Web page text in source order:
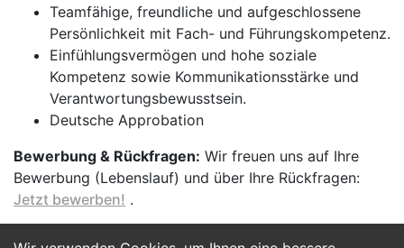
Teamfähige, freundliche und aufgeschlossene
Persönlichkeit mit Fach- und Führungskompetenz.
Einfühlungsvermögen und hohe soziale
Kompetenz sowie Kommunikationsstärke und
Verantwortungsbewusstsein.
Deutsche Approbation
Bewerbung & Rückfragen: Wir freuen uns auf Ihre
Bewerbung (Lebenslauf) und über Ihre Rückfragen:
Jetzt bewerben! .